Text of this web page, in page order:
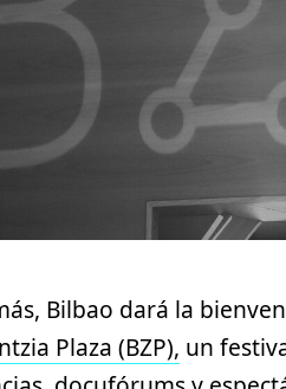
Bilbao dará la
Plaza (BZP), un